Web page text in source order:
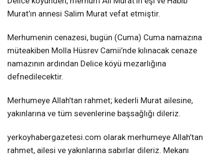
Murat’ın annesi Salim Murat vefat etmiştir.
Merhumenin cenazesi, bugün (Cuma) Cuma namazına
müteakiben Molla Hüsrev Camii’nde kılınacak cenaze
namazının ardından Delice köyü mezarlığına
defnedilecektir.
Merhumeye Allah’tan rahmet; kederli Murat ailesine,
yakınlarına ve tüm sevenlerine başsağlığı dileriz.
yerkoyhabergazetesi.com olarak merhumeye Allah’tan
rahmet, ailesi ve yakınlarına sabırlar dileriz. Mekanı